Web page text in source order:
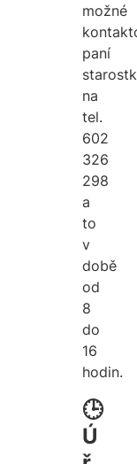
možné
paní
na
tel.
602
326
298
a
to
v
době
od
8
do
16
hodin.
🕒
Ú